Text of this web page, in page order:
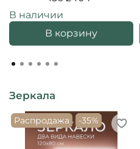
В наличии
В корзину
Зеркала
Распродажа -35%